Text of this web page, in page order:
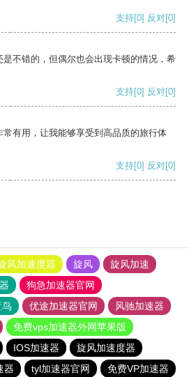
支持[0] 反对[0]
不错的，但偶尔也会出现卡顿的情况，希
支持[0] 反对[0]
有用，让我能够享受到高品质的旅行体
支持[0] 反对[0]
风加速度器 旋风
旋风加速
狗急加速器官网
鸟 优途加速器官网
风驰加速器
免费vps加速器外网苹果版
IOS加速器
旋风加速度器
器 tyl加速器官网 免费VP加速器